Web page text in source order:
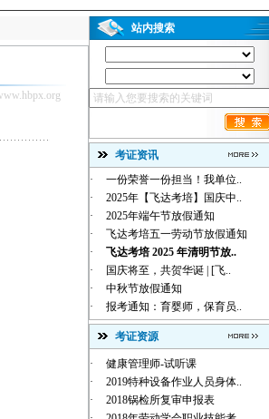
站内搜索
考证资讯
·
一份荣誉一份担当！我单位..
·
2025年【飞达考培】国庆中..
·
2025年端午节放假通知
·
飞达考培五一劳动节放假通知
·
飞达考培 2025 年清明节放..
·
国庆将至，共贺华诞 | [飞..
·
中秋节放假通知
·
报考通知：育婴师，保育员..
考证资源
·
健康管理师-试听课
·
2019特种设备作业人员身体..
·
2018锅检所复审申报表